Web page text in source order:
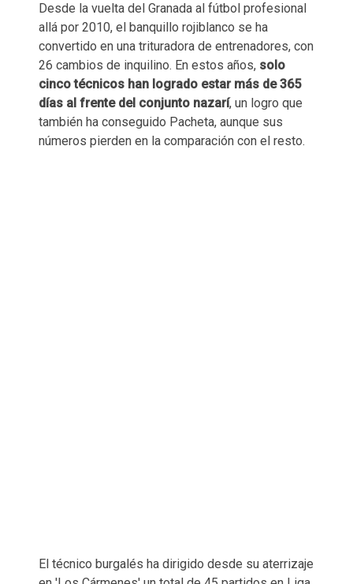
Desde la vuelta del Granada al fútbol profesional
allá por 2010, el banquillo rojiblanco se ha
convertido en una trituradora de entrenadores, con
26 cambios de inquilino. En estos años, solo
cinco técnicos han logrado estar más de 365
días al frente del conjunto nazarí, un logro que
también ha conseguido Pacheta, aunque sus
números pierden en la comparación con el resto.
El técnico burgalés ha dirigido desde su aterrizaje